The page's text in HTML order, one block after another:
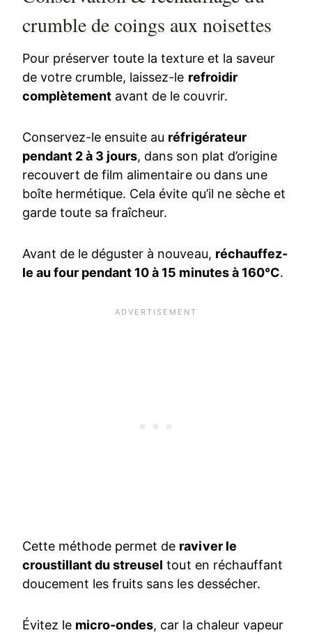
crumble de coings aux noisettes
Pour préserver toute la texture et la saveur
de votre crumble, laissez-le refroidir
complètement avant de le couvrir.
Conservez-le ensuite au réfrigérateur
pendant 2 à 3 jours, dans son plat d’origine
recouvert de film alimentaire ou dans une
boîte hermétique. Cela évite qu’il ne sèche et
garde toute sa fraîcheur.
Avant de le déguster à nouveau, réchauffez-
le au four pendant 10 à 15 minutes à 160°C.
Cette méthode permet de raviver le
croustillant du streusel tout en réchauffant
doucement les fruits sans les dessécher.
Évitez le micro-ondes, car la chaleur vapeur